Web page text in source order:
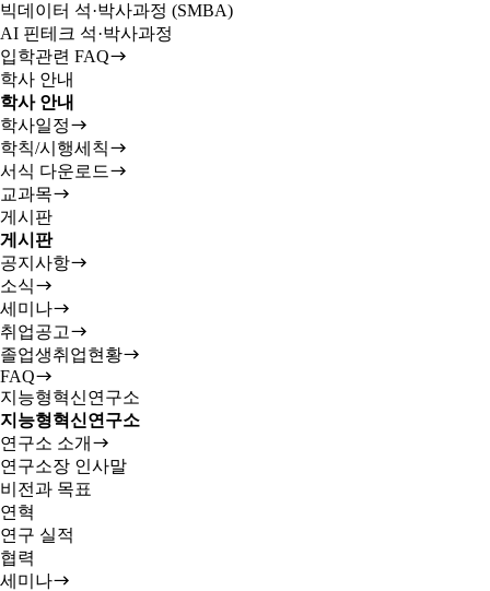
빅데이터 석·박사과정 (SMBA)
AI 핀테크 석·박사과정
입학관련 FAQ
학사 안내
학사 안내
학사일정
학칙/시행세칙
서식 다운로드
교과목
게시판
게시판
공지사항
소식
세미나
취업공고
졸업생취업현황
FAQ
지능형혁신연구소
지능형혁신연구소
연구소 소개
연구소장 인사말
비전과 목표
연혁
연구 실적
협력
세미나